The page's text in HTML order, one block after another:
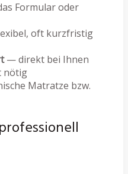
Formular oder
oft kurzfristig
— direkt bei Ihnen
nötig
Matratze bzw.